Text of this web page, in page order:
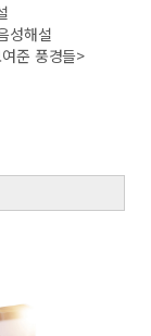
성해설
준 풍경들>